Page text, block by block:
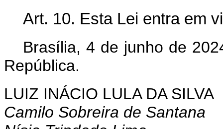
Art. 10. Esta Lei entra em
Brasília, 4 de junho de
República.
LUIZ INÁCIO LULA DA SILVA
Camilo Sobreira de Santana